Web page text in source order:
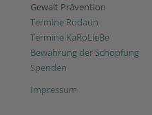
Gewalt Prävention
Termine Rodaun
Termine KaRoLieBe
Bewahrung der Schöpfung
Spenden
Impressum